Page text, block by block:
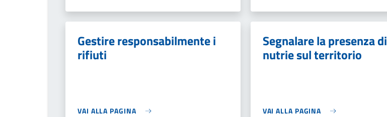
Gestire responsabilmente i
rifiuti
VAI ALLA PAGINA
Segnalare la presenza di
nutrie sul territorio
VAI ALLA PAGINA